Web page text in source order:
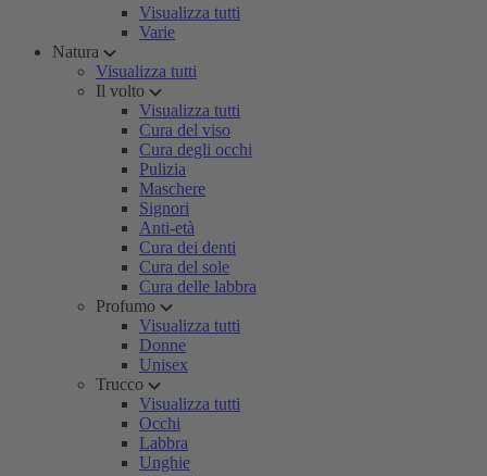
Visualizza tutti
Varie
Natura
Visualizza tutti
Il volto
Visualizza tutti
Cura del viso
Cura degli occhi
Pulizia
Maschere
Signori
Anti-età
Cura dei denti
Cura del sole
Cura delle labbra
Profumo
Visualizza tutti
Donne
Unisex
Trucco
Visualizza tutti
Occhi
Labbra
Unghie